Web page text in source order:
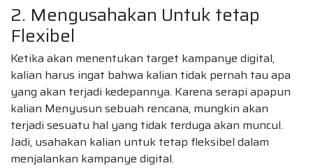
2. Mengusahakan Untuk tetap
Flexibel
Ketika akan menentukan target kampanye digital,
kalian harus ingat bahwa kalian tidak pernah tau apa
yang akan terjadi kedepannya. Karena serapi apapun
kalian Menyusun sebuah rencana, mungkin akan
terjadi sesuatu hal yang tidak terduga akan muncul.
Jadi, usahakan kalian untuk tetap fleksibel dalam
menjalankan kampanye digital.